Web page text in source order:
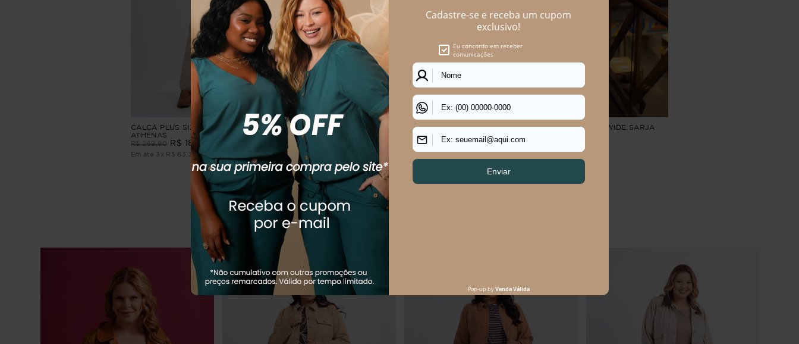
CALÇA PLUS SIZE FEMININO WIDE SARJA
ATHENAS
R$ 269,90 R$ 189
Em até 3 x R$ 63 30 sem juros
REGATA FEMININO ISIS
104
45
CALÇA PLUS SIZE FEMININO WIDE SARJA
ATHENAS
R$ 269,90
Quem comprou, comprou também